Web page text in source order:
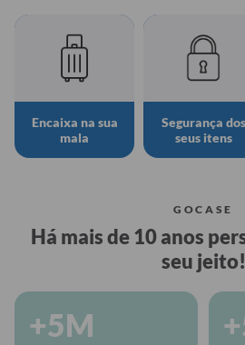
Encaixa na sua
mala
Segurança dos
seus itens
GOCASE
Há mais de 10 anos
seu jeito!
+5M